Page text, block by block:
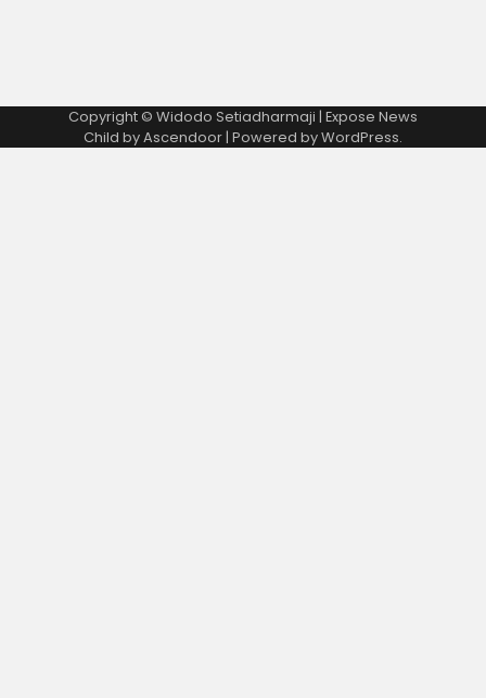
Copyright © Widodo Setiadharmaji | Expose News
Child byAscendoor| Powered byWordPress.